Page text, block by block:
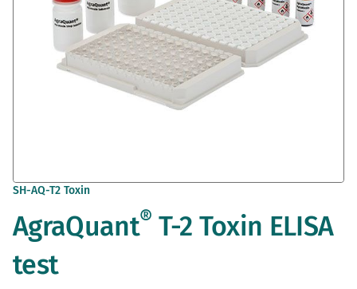
Vai
della
galleria
immagini
SH-AQ-T2 Toxin
AgraQuant® T-2 Toxin ELISA
test